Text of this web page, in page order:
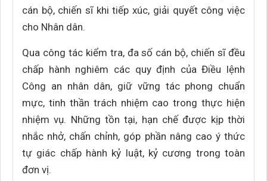
cán bộ, chiến sĩ khi tiếp xúc, giải quyết công việc
cho Nhân dân.
Qua công tác kiểm tra, đa số cán bộ, chiến sĩ đều
chấp hành nghiêm các quy định của Điều lệnh
Công an nhân dân, giữ vững tác phong chuẩn
mực, tinh thần trách nhiệm cao trong thực hiện
nhiệm vụ. Những tồn tại, hạn chế được kịp thời
nhắc nhở, chấn chỉnh, góp phần nâng cao ý thức
tự giác chấp hành kỷ luật, kỷ cương trong toàn
đơn vị.